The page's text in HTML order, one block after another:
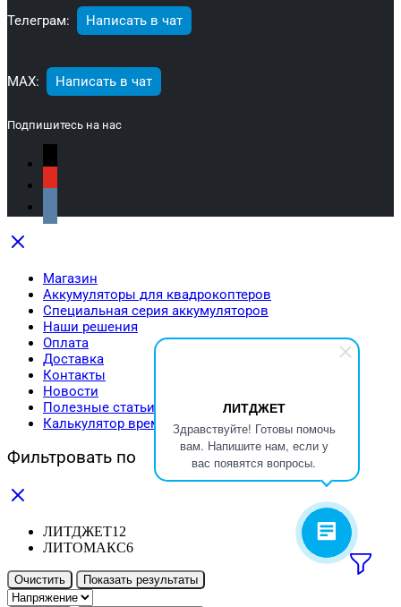
ЛИТДЖЕТ
Здравствуйте! Готовы помочь
вам. Напишите нам, если у
вас появятся вопросы.
Телеграм: Написать в чат
МАХ: Написать в чат
Подпишитесь на нас
Магазин
Аккумуляторы для квадрокоптеров
Специальная серия аккумуляторов
Наши решения
Оплата
Доставка
Контакты
Новости
Полезные статьи
Калькулятор времени автономной работы
Фильтровать по
ЛИТДЖЕТ12
ЛИТОМАКС6
Очистить Показать результаты